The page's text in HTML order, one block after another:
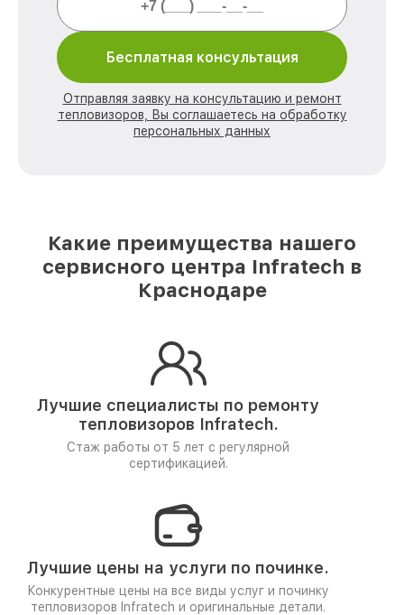
Бесплатная консультация
Отправляя заявку на консультацию и ремонт
тепловизоров, Вы соглашаетесь на обработку
персональных данных
Какие преимущества нашего
сервисного центра Infratech в
Краснодаре
Лучшие специалисты по ремонту
тепловизоров Infratech.
Стаж работы от 5 лет с регулярной
сертификацией.
Лучшие цены на услуги по починке.
Конкурентные цены на все виды услуг и починку
тепловизоров Infratech и оригинальные детали.